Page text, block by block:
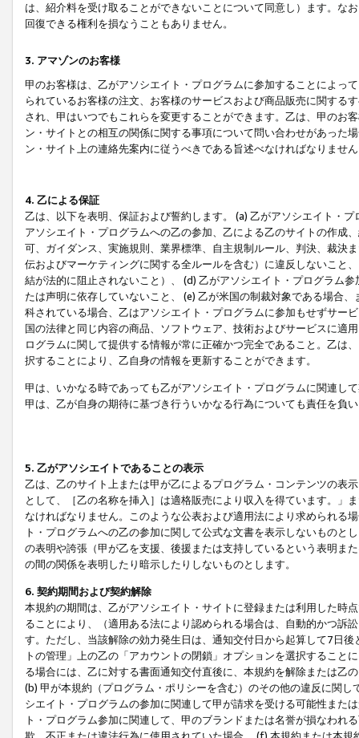
は、紹介料を受け取ることができないことについて同意し）ます。な
回復できる権利を損なうこともありません。
3. アマゾンのお客様
甲のお客様は、乙がアソシエイト・プログラムに参加することによっ
られているお客様の注文、お客様のサービスおよび商品販売に関する
され、甲はいつでもこれらを変更することができます。乙は、甲のお
ン・サイトとの相互の関係に関する事項について問い合わせがあった
ン・サイト上の連絡先案内に従うべきである旨述べなければなりませ
4. 乙による保証
乙は、以下を表明、保証および誓約します。 (a) 乙がアソシエイト・
アソシエイト・プログラムへの乙の参加、乙による乙のサイトの作成
可、ガイダンス、実施規則、業界標準、自主規制ルール、判決、裁決
伝およびマーケティングに関する全ルールを含む）に違反しないこと
結が法的に阻止されないこと）、 (d) 乙がアソシエイト・プログラム
たは声明に依存していないこと、 (e) 乙が米国の制裁対象である場合
科されている場合、乙はアソシエイト・プログラムに参加もせずサー
国の法律と同じ内容の商品、ソフトウェア、技術およびサービスに適
ログラムに関して提供する情報が常に正確かつ完全であること。乙は
択することにより、乙自身の情報を更新することができます。
甲は、いかなる時であっても乙がアソシエイト・プログラムに関連し
甲は、乙が自身の期待に基づき行ういかなる行為についても責任を負
5. 乙がアソシエイトであることの表示
乙は、乙のサイト上または甲が乙によるプログラム・コンテンツの表
として、［乙の名称を挿入］は適格販売により収入を得ています。」
なければなりません。このような公表および適用法により求められる
ト・プログラムへの乙の参加に関して公式な文書を表示しないもの
の表明や誇張（甲が乙を支援、後援または支持しているという表明ま
の間の関係を表明したり暗示したりしないものとします。
6. 契約期間および契約解除
本規約の期間は、乙がアソシエイト・サイトに登録または利用した時
ることにより、（適用ある法により認められる場合は、自動的かつ訴
す。ただし、当該解除の効力発生日は、通知交付日から起算して7日
トの管理」上の乙の「アカウントの閉鎖」オプションを選択するこ
る場合には、乙に対する書面通知交付直後に、本規約を解除または乙
(b) 甲が本規約（プログラム・ポリシーを含む）のその他の違反に関
シエイト・プログラムの参加に関連して甲が請求を受ける可能性また
ト・プログラム参加に関連して、甲のブランドまたは名誉が損なわれ